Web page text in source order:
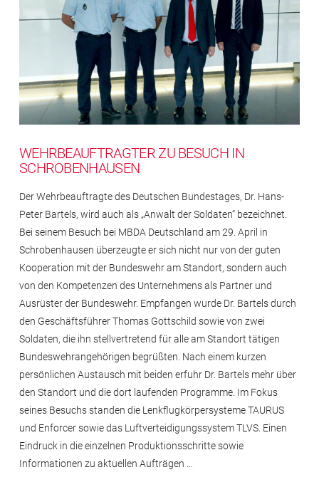
WEHRBEAUFTRAGTER ZU BESUCH IN
SCHROBENHAUSEN
Der Wehrbeauftragte des Deutschen Bundestages, Dr. Hans-
Peter Bartels, wird auch als „Anwalt der Soldaten“ bezeichnet.
Bei seinem Besuch bei MBDA Deutschland am 29. April in
Schrobenhausen überzeugte er sich nicht nur von der guten
Kooperation mit der Bundeswehr am Standort, sondern auch
von den Kompetenzen des Unternehmens als Partner und
Ausrüster der Bundeswehr. Empfangen wurde Dr. Bartels durch
den Geschäftsführer Thomas Gottschild sowie von zwei
Soldaten, die ihn stellvertretend für alle am Standort tätigen
Bundeswehrangehörigen begrüßten. Nach einem kurzen
persönlichen Austausch mit beiden erfuhr Dr. Bartels mehr über
den Standort und die dort laufenden Programme. Im Fokus
seines Besuchs standen die Lenkflugkörpersysteme TAURUS
und Enforcer sowie das Luftverteidigungssystem TLVS. Einen
Eindruck in die einzelnen Produktionsschritte sowie
Informationen zu aktuellen Aufträgen …
Impressum